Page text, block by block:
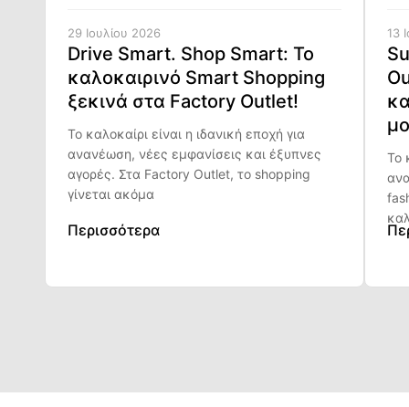
29 Ιουλίου 2026
Drive Smart. Shop Smart: Το
καλοκαιρινό Smart Shopping
ξεκινά στα Factory Outlet!
Το καλοκαίρι είναι η ιδανική εποχή για
ανανέωση, νέες εμφανίσεις και έξυπνες
αγορές. Στα Factory Outlet, το shopping
γίνεται ακόμα
Περισσότερα
13
Το